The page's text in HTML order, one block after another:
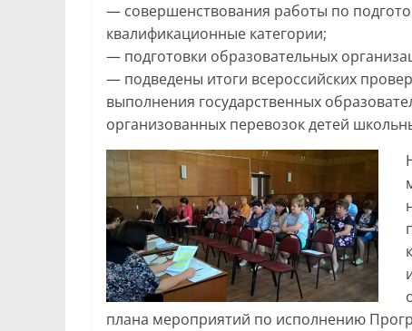
— совершенствования работы по
квалификационные категории;
— подготовки образовательных
— подведены итоги всероссийских
выполнения государственных
организованных перевозок детей
плана мероприятий по исполнению